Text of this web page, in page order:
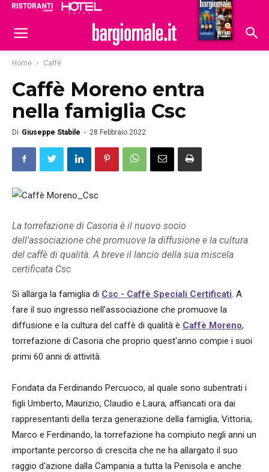
Hoteldomani
Home Caffè
Caffè Moreno entra
nella famiglia Csc
Di Giuseppe Stabile - 28 Febbraio 2022
La torrefazione di Casoria è il nuovo socio
dell'associazione che promuove la diffusione e la cultura
del caffè di qualità. A breve il lancio della sua miscela
certificata Csc
Si allarga la famiglia di Csc - Caffè Speciali Certificati. A
fare il suo ingresso nell’associazione che promuove la
diffusione e la cultura del caffè di qualità è Caffè Moreno,
torrefazione di Casoria che proprio quest'anno compie i suoi
primi 60 anni di attività.
Fondata da Ferdinando Percuoco, al quale sono subentrati i
figli Umberto, Maurizio, Claudio e Laura, affiancati ora dai
rappresentanti della terza generazione della famiglia, Vittoria,
Marco e Ferdinando, la torrefazione ha compiuto negli anni un
importante percorso di crescita che ne ha allargato il suo
raggio d'azione dalla Campania a tutta la Penisola e anche